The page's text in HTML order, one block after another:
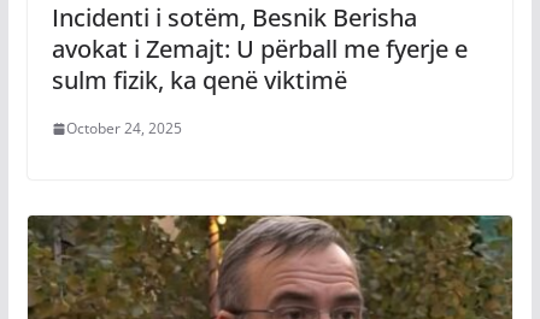
Incidenti i sotëm, Besnik Berisha
avokat i Zemajt: U përball me fyerje e
sulm fizik, ka qenë viktimë
October 24, 2025